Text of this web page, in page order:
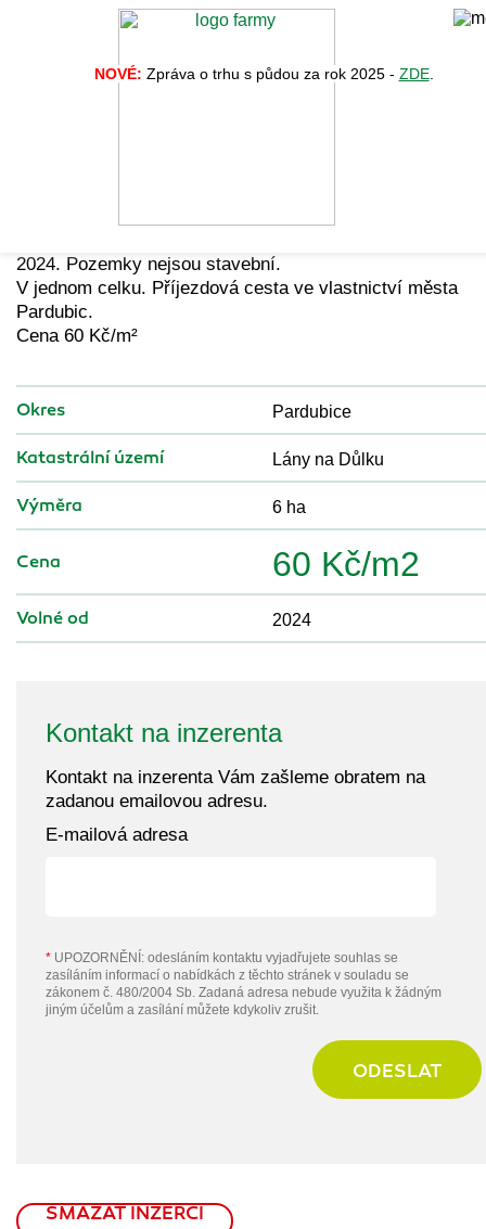
NOVÉ: Zpráva o trhu s půdou za rok 2025 - ZDE.
2024. Pozemky nejsou stavební.
V jednom celku. Příjezdová cesta ve vlastnictví města
Pardubic.
Cena 60 Kč/m²
Okres Pardubice
Katastrální území Lány na Důlku
Výměra 6 ha
Cena 60 Kč/m2
Volné od 2024
Kontakt na inzerenta
Kontakt na inzerenta Vám zašleme obratem na
zadanou emailovou adresu.
E-mailová adresa
* UPOZORNĚNÍ: odesláním kontaktu vyjadřujete souhlas se
zasíláním informací o nabídkách z těchto stránek v souladu se
zákonem č. 480/2004 Sb. Zadaná adresa nebude využita k žádným
jiným účelům a zasílání můžete kdykoliv zrušit.
ODESLAT
SMAZAT INZERCI